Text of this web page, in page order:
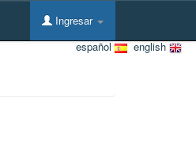
Ingresar
english
español